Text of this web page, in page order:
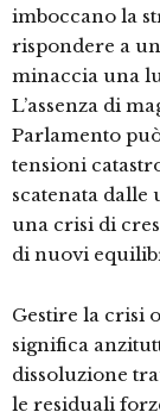
imboccano la
rispondere a
minaccia una
L’assenza di
Parlamento
tensioni
scatenata
una crisi di
di nuovi
Gestire la crisi
significa
dissoluzione
le residuali